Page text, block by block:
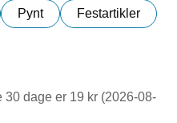
Pynt Festartikler
30 dage er 19 kr (2026-08-